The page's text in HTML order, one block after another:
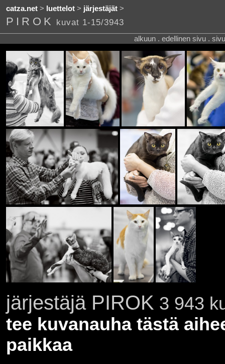
catza.net> luettelot> järjestäjät>
PIROK kuvat 1-15/3943
alkuun . edellinen sivu .
järjestäjä PIROK 3 943
tee kuvanauha tästä
paikkaa